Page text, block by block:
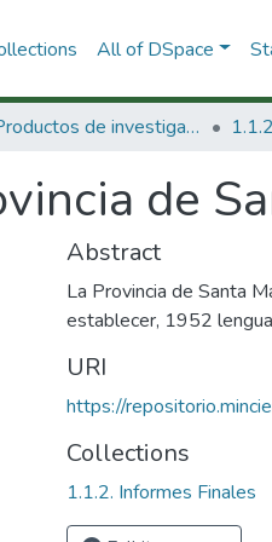
All of DSpace
1.1 Productos de investigación
de
Abstract
La Provincia de Santa
establecer, 1952
URI
https://
Collections
1.1.2. Informes Finales